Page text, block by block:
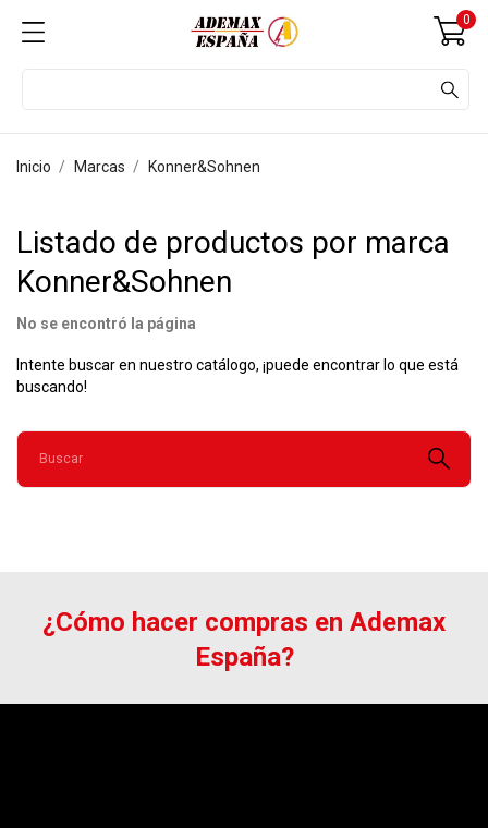
0
Inicio Marcas Konner&Sohnen
Listado de productos por marca
Konner&Sohnen
No se encontró la página
Intente buscar en nuestro catálogo, ¡puede encontrar lo que está
buscando!
¿Cómo hacer compras en Ademax
España?